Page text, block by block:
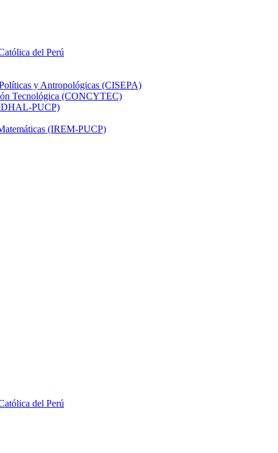
del Perú
y Antropológicas (CISEPA)
Tecnológica (CONCYTEC)
PUCP)
(IREM-PUCP)
del Perú